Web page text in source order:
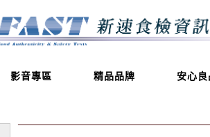
影音專區 精品品牌 安心良